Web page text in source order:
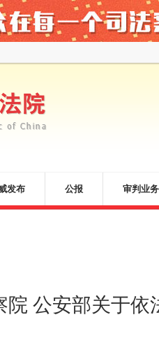
发布 公报 审判业务
公安部关于